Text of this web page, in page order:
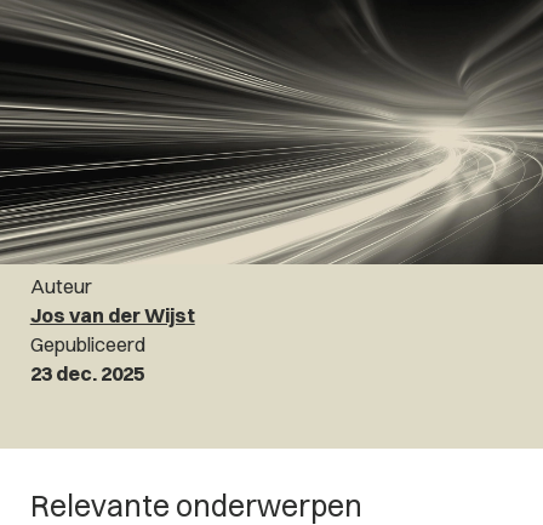
Auteur
Jos van der Wijst
Gepubliceerd
23 dec. 2025
Relevante onderwerpen